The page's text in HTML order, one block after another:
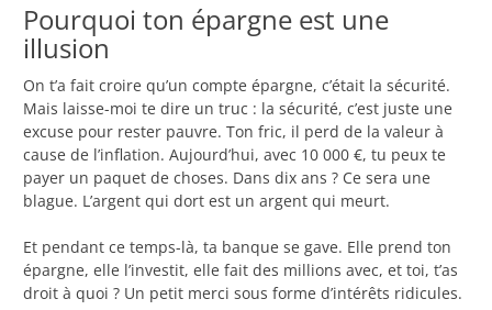
Pourquoi ton épargne est une
illusion
On t’a fait croire qu’un compte épargne, c’était la sécurité.
Mais laisse-moi te dire un truc : la sécurité, c’est juste une
excuse pour rester pauvre. Ton fric, il perd de la valeur à
cause de l’inflation. Aujourd’hui, avec 10 000 €, tu peux te
payer un paquet de choses. Dans dix ans ? Ce sera une
blague. L’argent qui dort est un argent qui meurt.
Et pendant ce temps-là, ta banque se gave. Elle prend ton
épargne, elle l’investit, elle fait des millions avec, et toi, t’as
droit à quoi ? Un petit merci sous forme d’intérêts ridicules.